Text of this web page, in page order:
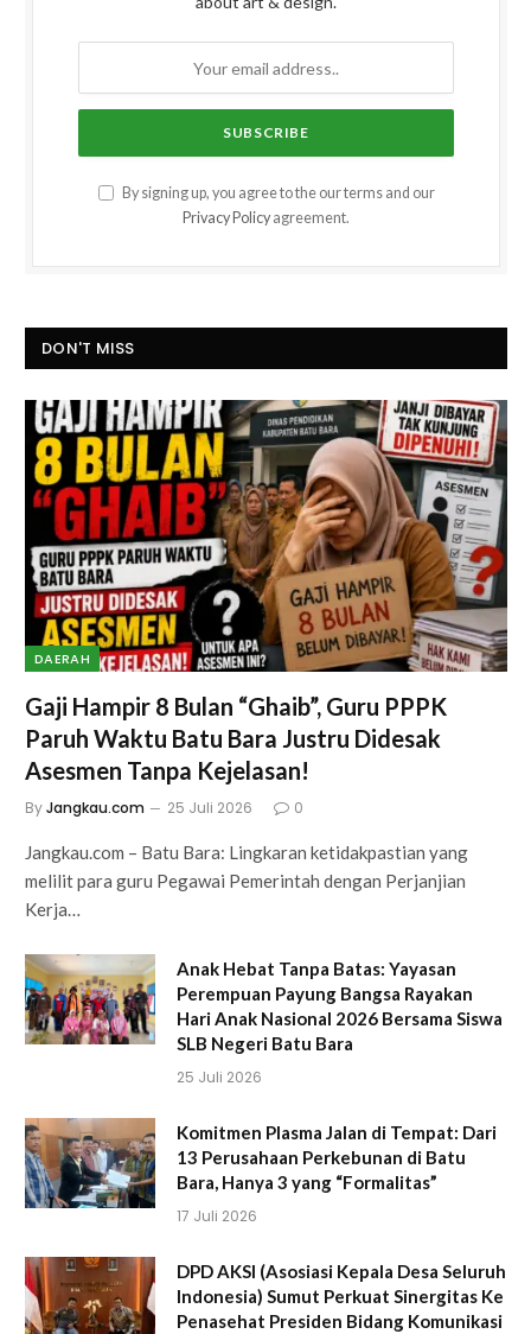
By signing up, you agree to the our terms and our
Privacy Policy agreement.
DON'T MISS
DAERAH
Gaji Hampir 8 Bulan “Ghaib”, Guru PPPK
Paruh Waktu Batu Bara Justru Didesak
Asesmen Tanpa Kejelasan!
ByJangkau.com 25 Juli 2026 0
Jangkau.com – Batu Bara: Lingkaran ketidakpastian yang
melilit para guru Pegawai Pemerintah dengan Perjanjian
Kerja…
Anak Hebat Tanpa Batas: Yayasan
Perempuan Payung Bangsa Rayakan
Hari Anak Nasional 2026 Bersama Siswa
SLB Negeri Batu Bara
25 Juli 2026
Komitmen Plasma Jalan di Tempat: Dari
13 Perusahaan Perkebunan di Batu
Bara, Hanya 3 yang “Formalitas”
17 Juli 2026
DPD AKSI (Asosiasi Kepala Desa Seluruh
Indonesia) Sumut Perkuat Sinergitas Ke
Penasehat Presiden Bidang Komunikasi